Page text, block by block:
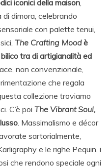
iconici della maison
dimora, celebrando
con palette tenui,
The Crafting Moodè
tra di artigianalità ed
non convenzionale,
che regala
collezione troviamo
C’è poi The Vibrant Soul,
. Massimalismo e décor
sartorialmente,
e le righe Pequin, i
che rendono speciale ogni